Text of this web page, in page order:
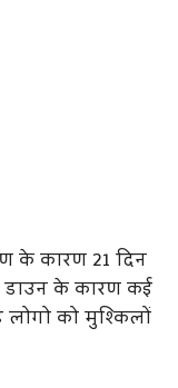
के कारण 21 दिन
डाउन के कारण कई
को मुश्किलों